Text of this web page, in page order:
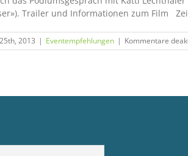
Trailer und Informationen zum Film
2013 | Eventempfehlungen | Kommentare